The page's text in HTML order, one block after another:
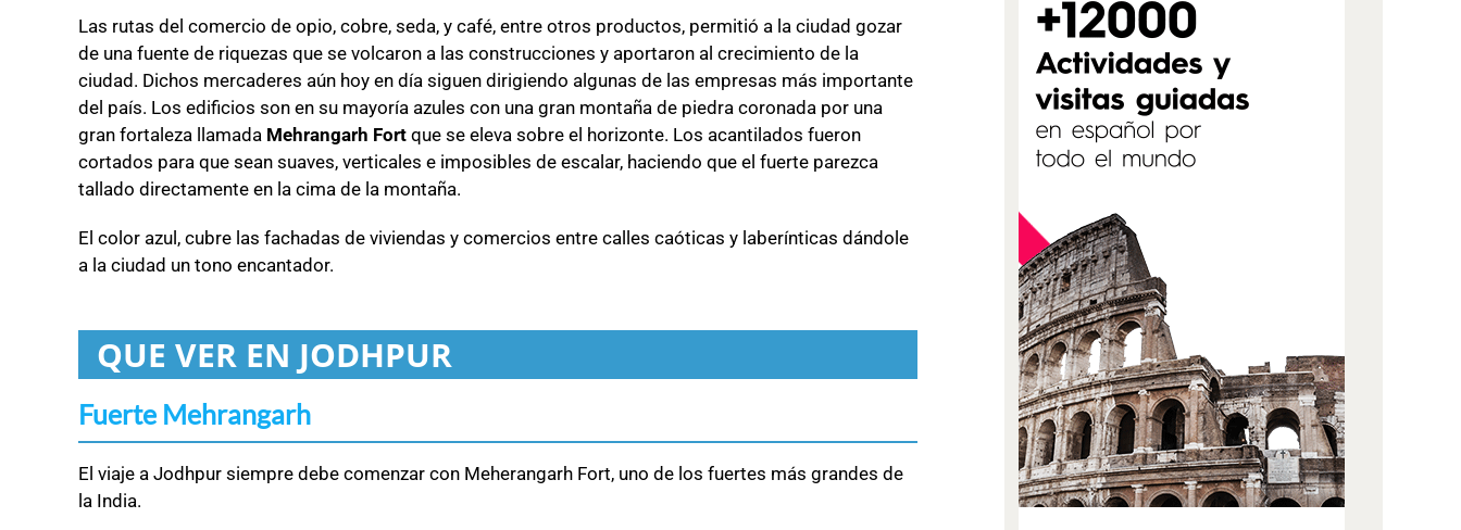
Las rutas del comercio de opio, cobre, seda, y café, entre otros productos, permitió a la ciudad gozar
de una fuente de riquezas que se volcaron a las construcciones y aportaron al crecimiento de la
ciudad. Dichos mercaderes aún hoy en día siguen dirigiendo algunas de las empresas más importante
del país. Los edificios son en su mayoría azules con una gran montaña de piedra coronada por una
gran fortaleza llamada Mehrangarh Fort que se eleva sobre el horizonte. Los acantilados fueron
cortados para que sean suaves, verticales e imposibles de escalar, haciendo que el fuerte parezca
tallado directamente en la cima de la montaña.
El color azul, cubre las fachadas de viviendas y comercios entre calles caóticas y laberínticas dándole
a la ciudad un tono encantador.
QUE VER EN JODHPUR
Fuerte Mehrangarh
El viaje a Jodhpur siempre debe comenzar con Meherangarh Fort, uno de los fuertes más grandes de
la India.